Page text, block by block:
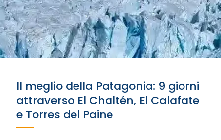
Il meglio della Patagonia: 9 giorni
attraverso El Chaltén, El Calafate
e Torres del Paine